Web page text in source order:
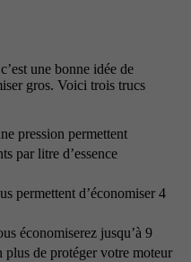
une bonne idée de
gros. Voici trois trucs
pression permettent
par litre d’essence
permettent d’économiser 4
économiserez jusqu’à 9
plus de protéger votre moteur